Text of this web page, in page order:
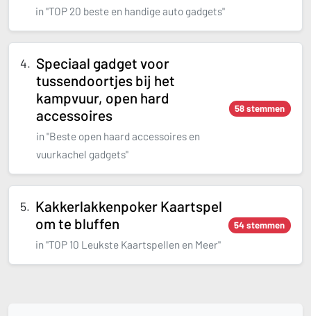
in "TOP 20 beste en handige auto gadgets"
Speciaal gadget voor
tussendoortjes bij het
kampvuur, open hard
accessoires
in "Beste open haard accessoires en
vuurkachel gadgets"
58 stemmen
Kakkerlakkenpoker Kaartspel
om te bluffen
in "TOP 10 Leukste Kaartspellen en Meer"
54 stemmen